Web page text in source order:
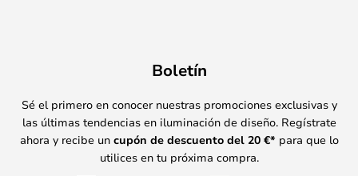
Boletín
Sé el primero en conocer nuestras promociones exclusivas y
las últimas tendencias en iluminación de diseño. Regístrate
ahora y recibe un cupón de descuento del 20 €* para que lo
utilices en tu próxima compra.